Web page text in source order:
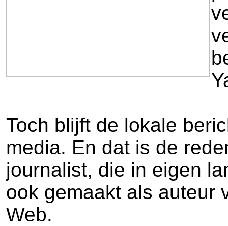
Toch blijft de lokale
media. En dat is de
journalist, die in eigen
ook gemaakt als auteur
Web.